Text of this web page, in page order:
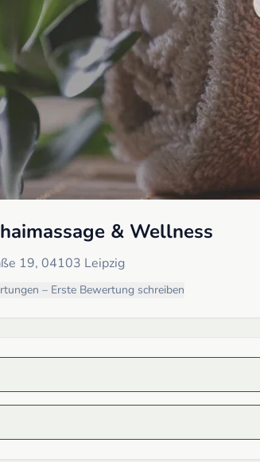
& Wellness
19, 04103 Leipzig
– Erste Bewertung schreiben